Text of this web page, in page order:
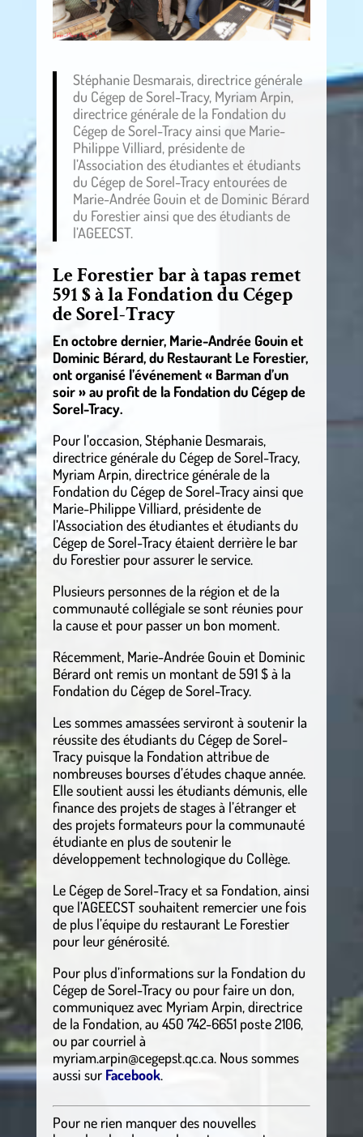
Stéphanie Desmarais, directrice générale
du Cégep de Sorel-Tracy, Myriam Arpin,
directrice générale de la Fondation du
Cégep de Sorel-Tracy ainsi que Marie-
Philippe Villiard, présidente de
l’Association des étudiantes et étudiants
du Cégep de Sorel-Tracy entourées de
Marie-Andrée Gouin et de Dominic Bérard
du Forestier ainsi que des étudiants de
l’AGEECST.
Le Forestier bar à tapas remet
591 $ à la Fondation du Cégep
de Sorel-Tracy
En octobre dernier, Marie-Andrée Gouin et
Dominic Bérard, du Restaurant Le Forestier,
ont organisé l’événement « Barman d’un
soir » au profit de la Fondation du Cégep de
Sorel-Tracy.
Pour l’occasion, Stéphanie Desmarais,
directrice générale du Cégep de Sorel-Tracy,
Myriam Arpin, directrice générale de la
Fondation du Cégep de Sorel-Tracy ainsi que
Marie-Philippe Villiard, présidente de
l’Association des étudiantes et étudiants du
Cégep de Sorel-Tracy étaient derrière le bar
du Forestier pour assurer le service.
Plusieurs personnes de la région et de la
communauté collégiale se sont réunies pour
la cause et pour passer un bon moment.
Récemment, Marie-Andrée Gouin et Dominic
Bérard ont remis un montant de 591 $ à la
Fondation du Cégep de Sorel-Tracy.
Les sommes amassées serviront à soutenir la
réussite des étudiants du Cégep de Sorel-
Tracy puisque la Fondation attribue de
nombreuses bourses d’études chaque année.
Elle soutient aussi les étudiants démunis, elle
finance des projets de stages à l’étranger et
des projets formateurs pour la communauté
étudiante en plus de soutenir le
développement technologique du Collège.
Le Cégep de Sorel-Tracy et sa Fondation, ainsi
que l’AGEECST souhaitent remercier une fois
de plus l’équipe du restaurant Le Forestier
pour leur générosité.
Pour plus d’informations sur la Fondation du
Cégep de Sorel-Tracy ou pour faire un don,
communiquez avec Myriam Arpin, directrice
de la Fondation, au 450 742-6651 poste 2106,
ou par courriel à
myriam.arpin@cegepst.qc.ca. Nous sommes
aussi sur Facebook.
Pour ne rien manquer des nouvelles